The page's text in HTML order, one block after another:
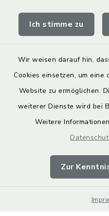
Ich stimme zu
Wir weisen darauf hin,
Cookies einsetzen, um
Website zu ermöglichen.
weiterer Dienste wird bei
Weitere
Zur
geoPortal Lichtenfels